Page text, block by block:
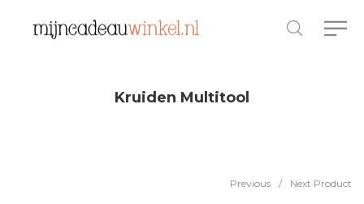
Kruiden Multitool
Previous / Next Product